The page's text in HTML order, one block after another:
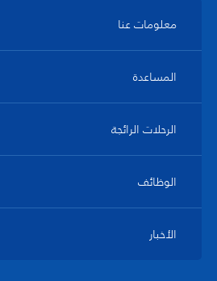
معلومات عنا
المساعدة
الرحلات الرائجة
الوظائف
الأخبار